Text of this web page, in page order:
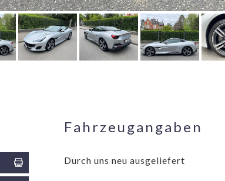
Fahrzeugangaben
Durch uns neu ausgeliefert